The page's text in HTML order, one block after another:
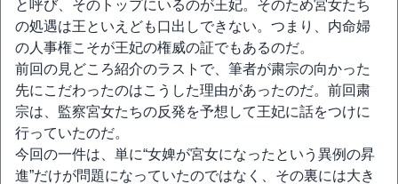
と呼び、そのトップにいるのが王妃。そのため宮女たち
の処遇は王といえども口出しできない。つまり、内命婦
の人事権こそが王妃の権威の証でもあるのだ。
前回の見どころ紹介のラストで、筆者が粛宗の向かった
先にこだわったのはこうした理由があったのだ。前回粛
宗は、監察宮女たちの反発を予想して王妃に話をつけに
行っていたのだ。
今回の一件は、単に“女婢が宮女になったという異例の昇
進”だけが問題になっていたのではなく、その裏には大き